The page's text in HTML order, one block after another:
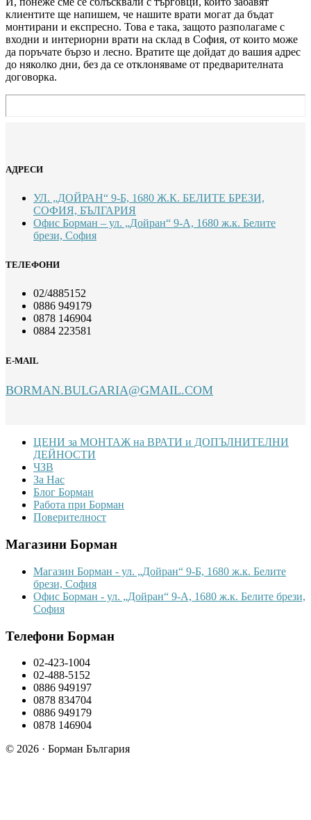
клиентите ще напишем, че нашите врати могат да бъдат
монтирани и експресно. Това е така, защото разполагаме с
входни и интериорни врати на склад в София, от които може
да поръчате бързо и лесно. Вратите ще дойдат до вашия адрес
до няколко дни, без да се отклоняваме от предварителната
договорка.
АДРЕСИ
УЛ. „ДОЙРАН“ 9-Б, 1680 Ж.К. БЕЛИТЕ БРЕЗИ,
СОФИЯ, БЪЛГАРИЯ
Офис Борман – ул. „Дойран“ 9-А, 1680 ж.к. Белите
брези, София
ТЕЛЕФОНИ
02/4885152
0886 949179
0878 146904
0884 223581
E-MAIL
BORMAN.BULGARIA@GMAIL.COM
FooterЦЕНИ за МОНТАЖ на ВРАТИ и ДОПЪЛНИТЕЛНИ
ДЕЙНОСТИ
ЧЗВ
За Нас
Блог Борман
Работа при Борман
Поверителност
Магазини Борман
Магазин Борман - ул. „Дойран“ 9-Б, 1680 ж.к. Белите
брези, София
Офис Борман - ул. „Дойран“ 9-А, 1680 ж.к. Белите брези,
София
Телефони Борман
02-423-1004
02-488-5152
0886 949197
0878 834704
0886 949179
0878 146904
© 2026 · Борман България